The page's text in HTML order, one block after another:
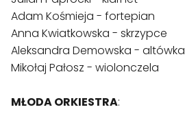
Adam Kośmieja - fortepian
Anna Kwiatkowska - skrzypce
Aleksandra Demowska - altówka
Mikołaj Pałosz - wiolonczela
MŁODA ORKIESTRA: